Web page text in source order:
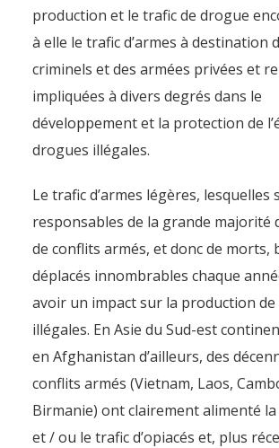
production et le trafic de drogue
à elle le trafic d’armes à destination
criminels et des armées privées et
impliquées à divers degrés dans le
développement et la protection de
drogues illégales.
Le trafic d’armes légères, lesquelles
responsables de la grande majorité
de conflits armés, et donc de morts,
déplacés innombrables chaque
avoir un impact sur la production
illégales. En Asie du Sud-est
en Afghanistan d’ailleurs, des
conflits armés (Vietnam, Laos,
Birmanie) ont clairement alimenté
et / ou le trafic d’opiacés et, plus